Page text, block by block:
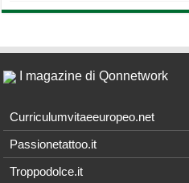
I magazine di Qonnetwork
Curriculumvitaeeuropeo.net
Passionetattoo.it
Troppodolce.it